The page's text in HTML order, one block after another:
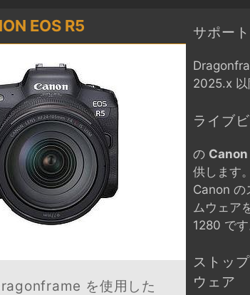
EOS R5
を使用した
サポー
2025.x 以
ライブ
の Canon
供します
Canon の
ムウェア
1280 です
ストッ
ウェア